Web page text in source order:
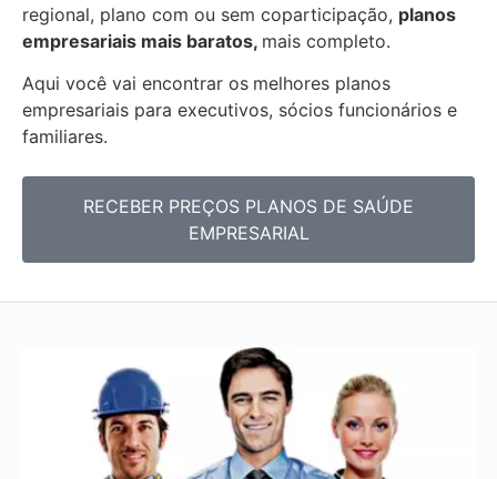
regional, plano com ou sem coparticipação, planos
empresariais mais baratos, mais completo.
Aqui você vai encontrar os melhores planos
empresariais para executivos, sócios funcionários e
familiares.
RECEBER PREÇOS PLANOS DE SAÚDE
EMPRESARIAL